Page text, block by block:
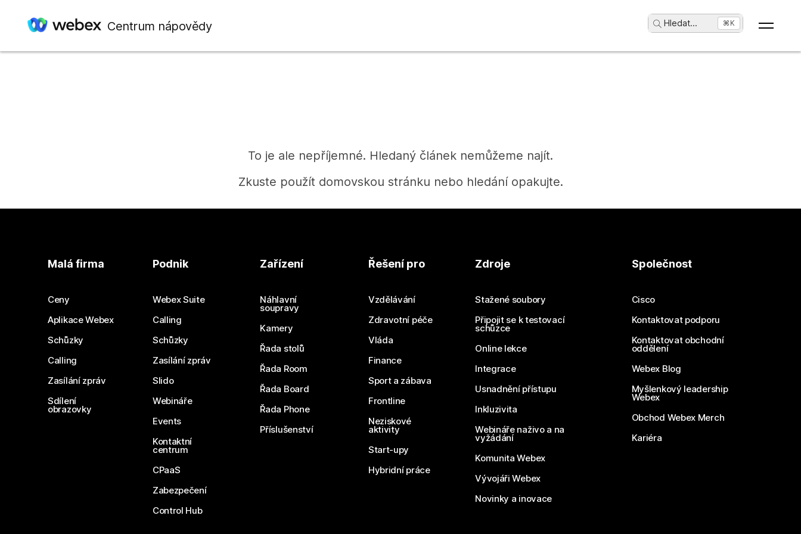
Centrum nápovědy Hledat... ⌘K
To je ale nepříjemné. Hledaný článek nemůžeme najít.
Zkuste použít domovskou stránku nebo hledání opakujte.
Potřebujete získat odpověď?
Odešlete dotaz
Malá firma
Ceny
Aplikace Webex
Schůzky
Calling
Zasílání zpráv
Sdílení
obrazovky
Podnik
Webex Suite
Calling
Schůzky
Zasílání zpráv
Slido
Webináře
Events
Kontaktní
centrum
CPaaS
Zabezpečení
Control Hub
Zařízení
Náhlavní
soupravy
Kamery
Řada stolů
Řada Room
Řada Board
Řada Phone
Příslušenství
Řešení pro
Vzdělávání
Zdravotní péče
Vláda
Finance
Sport a zábava
Frontline
Neziskové
aktivity
Start-upy
Hybridní práce
Zdroje
Stažené soubory
Připojit se k testovací
schůzce
Online lekce
Integrace
Usnadnění přístupu
Inkluzivita
Webináře naživo a na
vyžádání
Komunita Webex
Vývojáři Webex
Novinky a inovace
Společnost
Cisco
Kontaktovat podporu
Kontaktovat obchodní
oddělení
Webex Blog
Myšlenkový leadership
Webex
Obchod Webex Merch
Kariéra